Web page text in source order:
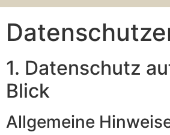
1. Datenschutz
Blick
Allgemeine